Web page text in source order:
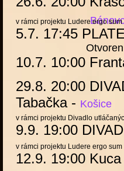
v rámci projektu Ludere ergo sum
5.7. 17:45
Otvorenie
10.7. 10:00
29.8. 20:00
Tabačka- Košice
v rámci projektu Divadlo
9.9. 19:00
v rámci projektu Ludere ergo sum
12.9. 19:00